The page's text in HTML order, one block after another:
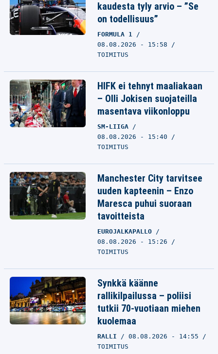
kaudesta tyly arvio – ”Se
on todellisuus”
FORMULA 1
08.08.2026 - 15:58
TOIMITUS
HIFK ei tehnyt maaliakaan
– Olli Jokisen suojateilla
masentava viikonloppu
SM-LIIGA
08.08.2026 - 15:40
TOIMITUS
Manchester City tarvitsee
uuden kapteenin – Enzo
Maresca puhui suoraan
tavoitteista
EUROJALKAPALLO
08.08.2026 - 15:26
TOIMITUS
Synkkä käänne
rallikilpailussa – poliisi
tutkii 70-vuotiaan miehen
kuolemaa
RALLI
08.08.2026 - 14:55
TOIMITUS